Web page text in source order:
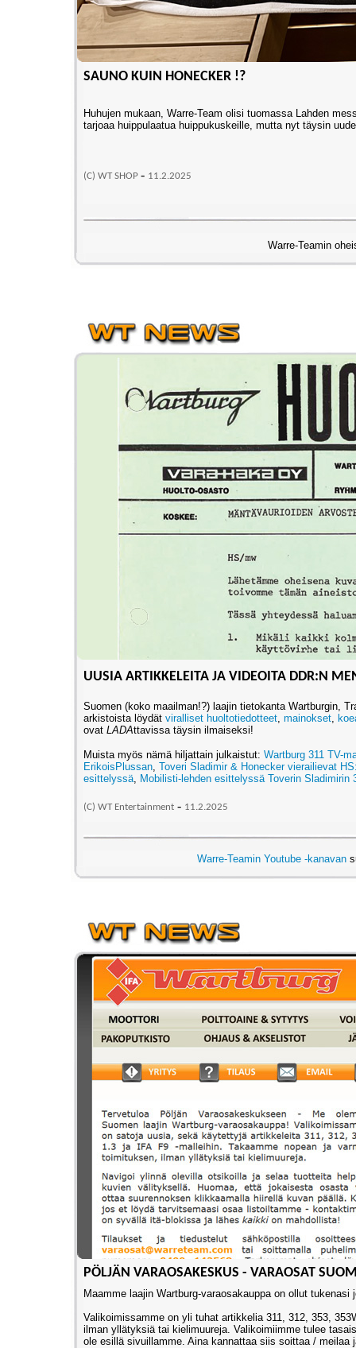
SAUNO KUIN HONECKER !?
Huhujen mukaan, Warre-Team olisi tuomassa Lahden
tarjoaa huippulaatua huippukuskeille, mutta nyt täysin
(C) WT SHOP - 11.2.2025
Warre-Teamin
UUSIA ARTIKKELEITA JA VIDEOITA DDR:N
Suomen (koko maailman!?) laajin tietokanta Wartburgin,
arkistoista löydät viralliset huoltotiedotteet, mainokset,
ovat LADAttavissa täysin ilmaiseksi!
Muista myös nämä hiljattain julkaistut: Wartburg 311 TV-
ErikoisPlussan, Toveri Sladimir & Honecker vierailievat
esittelyssä, Mobilisti-lehden esittelyssä Toverin Sladimirin
(C) WT Entertainment - 11.2.2025
Warre-Teamin Youtube -kanavan
PÖLJÄN VARAOSAKESKUS - VARAOSAT
Maamme laajin Wartburg-varaosakauppa on ollut tukenasi
Valikoimissamme on yli tuhat artikkelia 311, 312, 353,
ilman yllätyksiä tai kielimuureja. Valikoimiimme tulee
ole esillä sivuillamme. Aina kannattaa siis soittaa / meilaa